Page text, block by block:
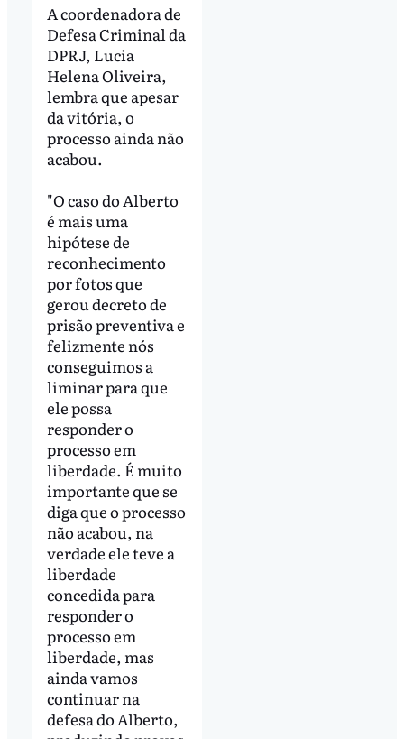
A coordenadora de
Defesa Criminal da
DPRJ, Lucia
Helena Oliveira,
lembra que apesar
da vitória, o
processo ainda não
acabou.
"O caso do Alberto
é mais uma
hipótese de
reconhecimento
por fotos que
gerou decreto de
prisão preventiva e
felizmente nós
conseguimos a
liminar para que
ele possa
responder o
processo em
liberdade. É muito
importante que se
diga que o processo
não acabou, na
verdade ele teve a
liberdade
concedida para
responder o
processo em
liberdade, mas
ainda vamos
continuar na
defesa do Alberto,